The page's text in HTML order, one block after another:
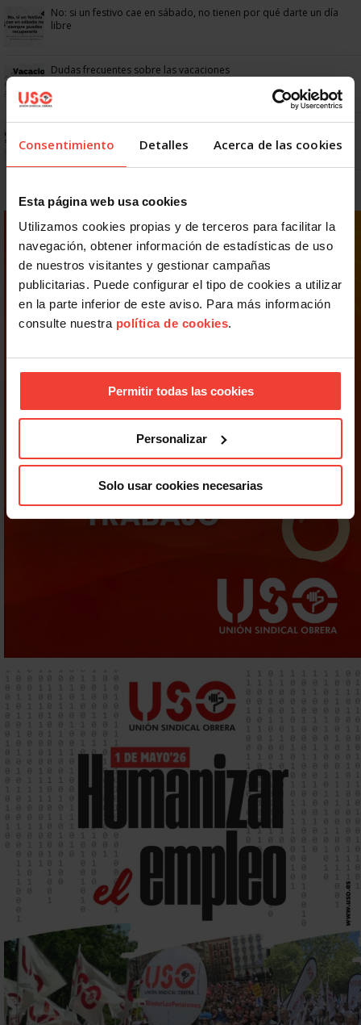
Consentimiento Detalles Acerca de las cookies
Esta página web usa cookies
Utilizamos cookies propias y de terceros para facilitar la
navegación, obtener información de estadísticas de uso
de nuestros visitantes y gestionar campañas
publicitarias. Puede configurar el tipo de cookies a utilizar
en la parte inferior de este aviso. Para más información
consulte nuestra política de cookies.
Permitir todas las cookies
Personalizar
Solo usar cookies necesarias
No: si un festivo cae en sábado, no tienen por qué darte un día
libre
Dudas frecuentes sobre las vacaciones
Prepara gratis con USO las oposiciones a AGE, Seguridad Social y
Correos